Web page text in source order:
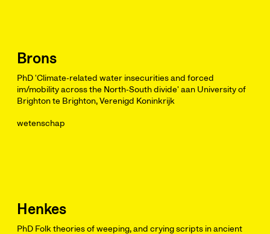
Brons
PhD 'Climate-related water insecurities and forced
im/mobility across the North-South divide' aan University of
Brighton te Brighton, Verenigd Koninkrijk
wetenschap
Henkes
PhD Folk theories of weeping, and crying scripts in ancient